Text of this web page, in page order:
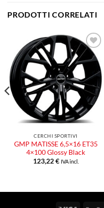
PRODOTTI CORRELATI
Aggiungi
alla lista
dei
desideri
CERCHI SPORTIVI
GMP MATISSE 6,5×16 ET35
4×100 Glossy Black
123,22€ IVA incl.